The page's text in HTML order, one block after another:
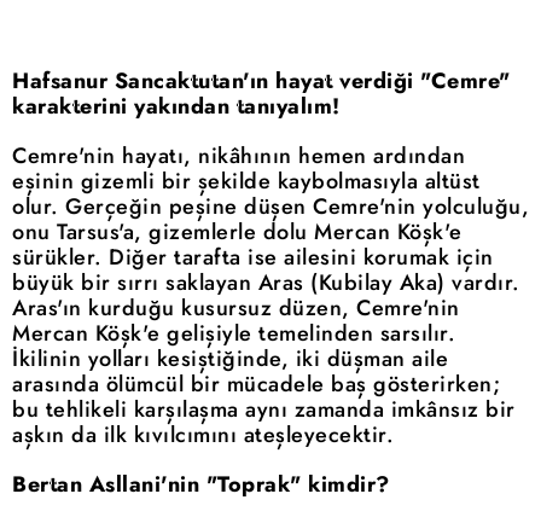
Hafsanur Sancaktutan'ın hayat verdiği "Cemre"
karakterini yakından tanıyalım!
Cemre'nin hayatı, nikâhının hemen ardından
eşinin gizemli bir şekilde kaybolmasıyla altüst
olur. Gerçeğin peşine düşen Cemre'nin yolculuğu,
onu Tarsus'a, gizemlerle dolu Mercan Köşk'e
sürükler. Diğer tarafta ise ailesini korumak için
büyük bir sırrı saklayan Aras (Kubilay Aka) vardır.
Aras'ın kurduğu kusursuz düzen, Cemre'nin
Mercan Köşk'e gelişiyle temelinden sarsılır.
İkilinin yolları kesiştiğinde, iki düşman aile
arasında ölümcül bir mücadele baş gösterirken;
bu tehlikeli karşılaşma aynı zamanda imkânsız bir
aşkın da ilk kıvılcımını ateşleyecektir.
Bertan Asllani'nin "Toprak" kimdir?